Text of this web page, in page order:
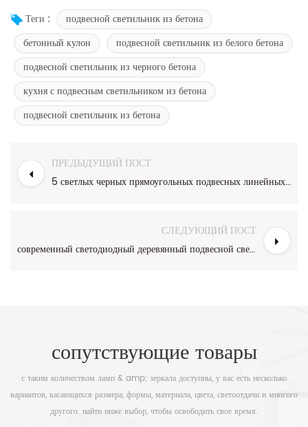
Теги :
подвесной светильник из бетона
бетонный кулон
подвесной светильник из белого бетона
подвесной светильник из черного бетона
кухня с подвесным светильником из бетона
подвесной светильник из бетона
ПРЕДЫДУЩИЙ ПОСТ
5 светлых черных прямоугольных подвесных линейных подвесных светильников с абажуром из прозрачного стекла
СЛЕДУЮЩИЙ ПОСТ
современный светодиодный деревянный подвесной светильник середины века для столовой
сопутствующие товары
с таким количеством ламп & amp; зеркала доступны, у вас есть несколько
вариантов, касающихся размера, формы, материала, цвета, светоотдачи и многого
другого. найти ниже выбор, чтобы освободить свое время.